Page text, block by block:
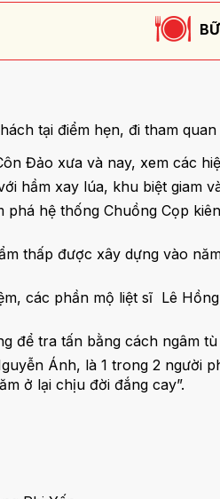
tại điểm hẹn, đi tham quan
Đảo xưa và nay, xem các
hầm xay lúa, khu biệt giam
hệ thống Chuồng Cọp
thấp được xây dựng vào
các phần mộ liệt sĩ Lê
để tra tấn bằng cách ngâm
Ánh, là 1 trong 2 người
ở lại chịu đời đắng cay”.